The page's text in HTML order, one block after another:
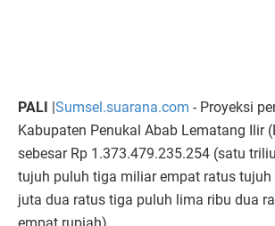
PALI |Sumsel.suarana.com - Proyeksi
Kabupaten Penukal Abab Lematang Ilir
sebesar Rp 1.373.479.235.254 (satu
tujuh puluh tiga miliar empat ratus
juta dua ratus tiga puluh lima ribu dua